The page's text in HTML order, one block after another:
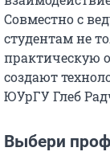
Совместно с
студентам не
практическую
создают
ЮУрГУ Глеб
Выбери